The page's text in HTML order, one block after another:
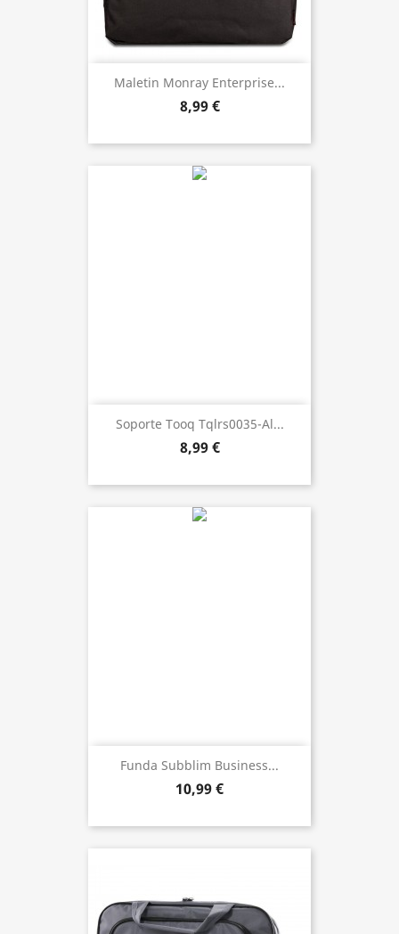
Maletin Monray Enterprise...
8,99 €
Soporte Tooq Tqlrs0035-Al...
8,99 €
Funda Subblim Business...
10,99 €